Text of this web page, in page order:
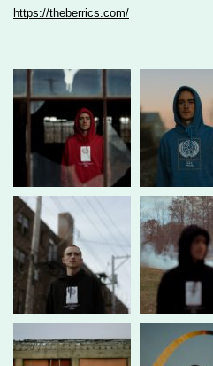
https://theberrics.com/